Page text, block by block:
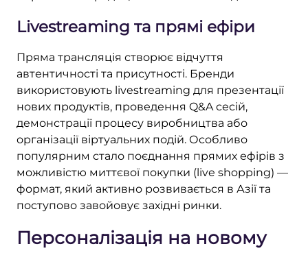
Livestreaming та прямі ефіри
Пряма трансляція створює відчуття
автентичності та присутності. Бренди
використовують livestreaming для презентації
нових продуктів, проведення Q&A сесій,
демонстрації процесу виробництва або
організації віртуальних подій. Особливо
популярним стало поєднання прямих ефірів з
можливістю миттєвої покупки (live shopping) —
формат, який активно розвивається в Азії та
поступово завойовує західні ринки.
Персоналізація на новому